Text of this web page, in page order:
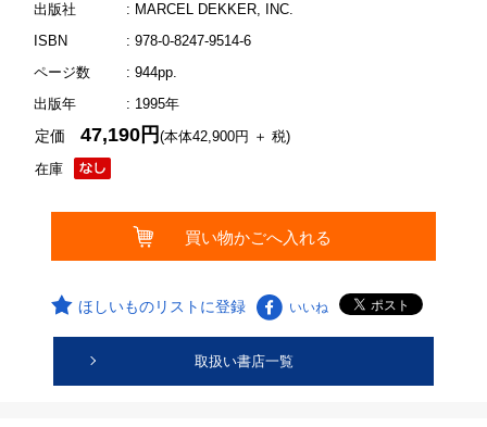
出版社
: MARCEL DEKKER, INC.
ISBN
: 978-0-8247-9514-6
ページ数
: 944pp.
出版年
: 1995年
在庫
定価47,190円(本体42,900円 ＋ 税)
ほしいものリストに登録 いいね
取扱い書店一覧